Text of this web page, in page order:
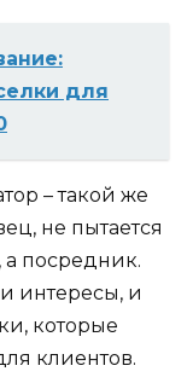
для
– такой же
не пытается
а посредник.
интересы, и
которые
клиентов.